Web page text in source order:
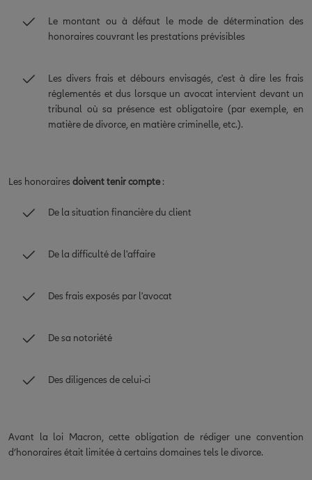
Le montant ou à défaut le mode de détermination des
honoraires couvrant les prestations prévisibles
Les divers frais et débours envisagés, c'est à dire les frais
réglementés et dus lorsque un avocat intervient devant un
tribunal où sa présence est obligatoire (par exemple, en
matière de divorce, en matière criminelle, etc.).
Les honoraires doivent tenir compte:
De la situation financière du client
De la difficulté de l'affaire
Des frais exposés par l'avocat
De sa notoriété
Des diligences de celui-ci
Avant la loi Macron, cette obligation de rédiger une convention
d’honoraires était limitée à certains domaines tels le divorce.